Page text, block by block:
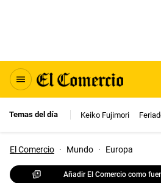
Temas del día Keiko Fujimori
El Comercio · Mundo · Europa
Añadir El Comercio como